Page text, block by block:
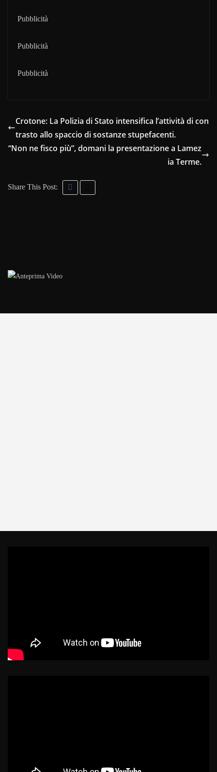
Pubblicità
Pubblicità
Pubblicità
Crotone: La Polizia di Stato intensifica l’attività di con
trasto allo spaccio di sostanze stupefacenti.
“Non ne fisco più”, domani la presentazione a Lamez
ia Terme.
Share This Post: